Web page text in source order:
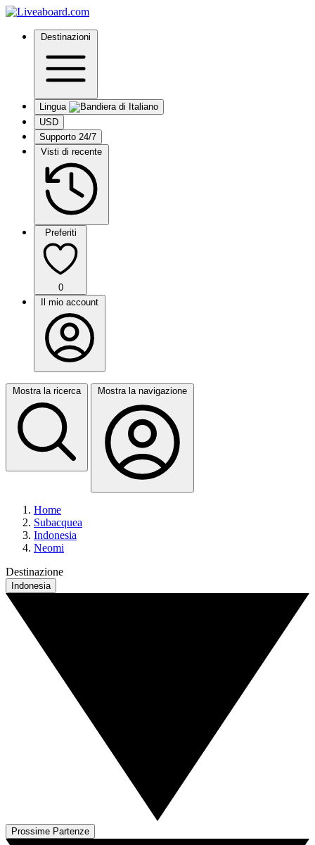
Destinazioni
Lingua
USD
Supporto 24/7
Visti di recente
Preferiti
0
Il mio account
Mostra la ricerca Mostra la navigazione
Home
Subacquea
Indonesia
Neomi
Destinazione
Indonesia
Prossime Partenze